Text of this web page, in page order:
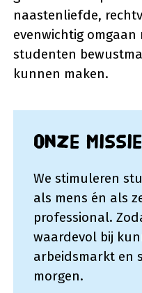
naastenliefde,
evenwichtig omgaan
studenten
kunnen maken.
Onze missie
We stimuleren
als mens én als
professional.
waardevol bij
arbeidsmarkt en
morgen.